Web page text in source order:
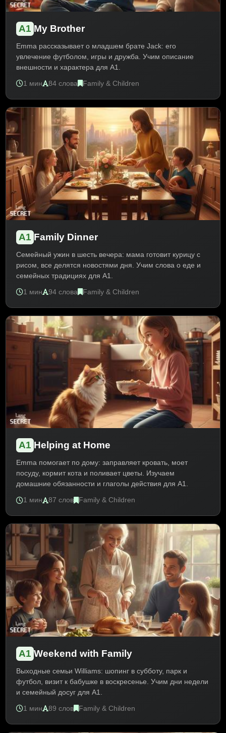
A1 My Brother
Emma рассказывает о младшем брате Jack: его
увлечение футболом, игры и дружба. Учим описание
внешности и характера для A1.
1 мин 84 слова Family & Children
A1 Family Dinner
Семейный ужин в шесть вечера: мама готовит курицу с
рисом, все делятся новостями дня. Учим слова о еде и
семейных традициях для A1.
1 мин 94 слова Family & Children
A1 Helping at Home
Emma помогает по дому: заправляет кровать, моет
посуду, кормит кота и поливает цветы. Изучаем
домашние обязанности и глаголы действия для A1.
1 мин 87 слов Family & Children
A1 Weekend with Family
Выходные семьи Williams: шопинг в субботу, парк и
футбол, визит к бабушке в воскресенье. Учим дни недели
и семейный досуг для A1.
1 мин 89 слов Family & Children